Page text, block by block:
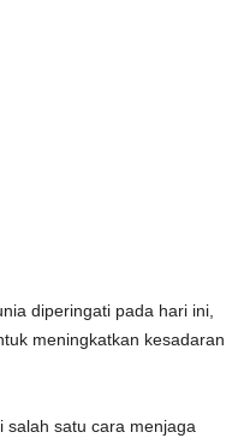
diperingati pada hari ini,
meningkatkan kesadaran
salah satu cara menjaga